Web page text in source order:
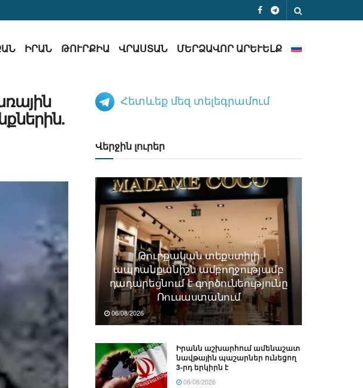
ԻՐԱՆ ԹՈՒՐՔԻԱ ՎՐԱՍՏԱՆ ՄԵՐՁԱՎՈՐ ԱՐԵՒԵԼՔ
Հետևեք մեզ տելեգրամում
Վերջին լուրեր
Թուրքական տեքստիլի
ապրանքանիշն ամբողջությամբ
դադարեցնում է գործունեությունը
Ռուսաստանում
06/08/2026
Իրանն աշխարհում ամենաշատ
նավթային պաշարներ ունեցող
3-րդ երկիրն է
06/08/2026